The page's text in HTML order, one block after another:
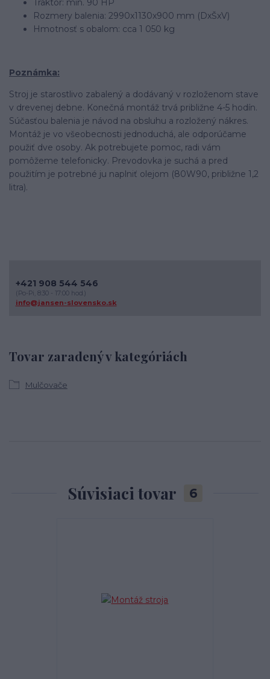
Traktor: min. 90 HP
Rozmery balenia: 2990x1130x900 mm (DxŠxV)
Hmotnosť s obalom: cca 1 050 kg
Poznámka:
Stroj je starostlivo zabalený a dodávaný v rozloženom stave
v drevenej debne. Konečná montáž trvá približne 4-5 hodín.
Súčasťou balenia je návod na obsluhu a rozložený nákres.
Montáž je vo všeobecnosti jednoduchá, ale odporúčame
použiť dve osoby. Ak potrebujete pomoc, radi vám
pomôžeme telefonicky. Prevodovka je suchá a pred
použitím je potrebné ju naplniť olejom (80W90, približne 1,2
litra).
Tovar zaradený v kategóriách
Mulčovače
+421 908 544 546
(Po-Pi, 8:30 - 17:00 hod.)
info@jansen-slovensko.sk
Súvisiaci tovar 6